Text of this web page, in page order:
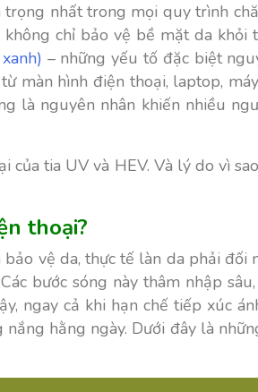
nhất trong mọi quy trình
chỉ bảo vệ bề mặt da
– những yếu tố đặc biệt
màn hình điện thoại, laptop,
là nguyên nhân khiến nhiều
của tia UV và HEV. Và lý do vì
thoại?
vệ da, thực tế làn da phải
bước sóng này thâm nhập
ngay cả khi hạn chế tiếp xúc
hằng ngày. Dưới đây là